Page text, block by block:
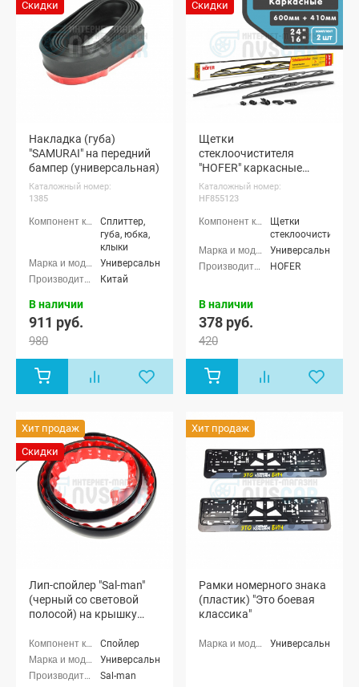
Скидки
Накладка (губа)
"SAMURAI" на передний
бампер (универсальная)
Каталожный номер:
1385
Сплиттер,
губа, юбка,
клыки
Универсальные
Китай
В наличии
911 руб.
980
Скидки
Щетки
стеклоочистителя
"HOFER" каркасные
Лада Гранта, Калина
(600 мм + 410 мм)
Каталожный номер:
HF855123
Щетки
стеклоочистителя
Универсальные
HOFER
В наличии
378 руб.
420
Хит продаж
Скидки
Лип-спойлер "Sal-man"
(черный со световой
полосой) на крышку
(универсальный)
УЦЕНКА
Спойлер
Универсальные
Sal-man
Хит продаж
Рамки номерного знака
(пластик) "Это боевая
классика"
Универсальные